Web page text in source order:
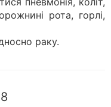
рота, горлі,
раку.